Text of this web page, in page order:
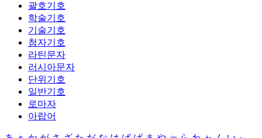
괄호기호
학술기호
기술기호
첨자기호
라틴문자
러시아문자
단위기호
일반기호
로마자
아랍어